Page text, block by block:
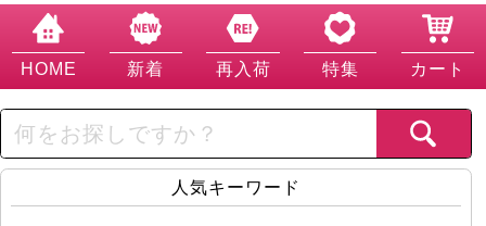
HOME 新着 再入荷 特集 カート
人気キーワード